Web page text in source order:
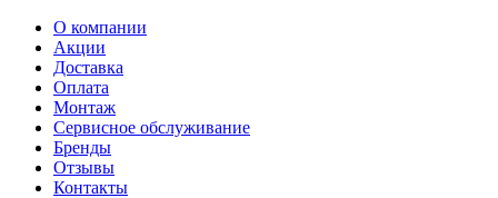
О компании
Акции
Доставка
Оплата
Монтаж
Сервисное обслуживание
Бренды
Отзывы
Контакты